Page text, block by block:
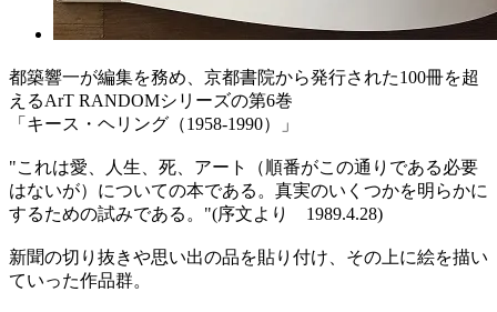
都築響一が編集を務め、京都書院から発行された100冊を超
えるArT RANDOMシリーズの第6巻
「キース・ヘリング（1958-1990）」
"これは愛、人生、死、アート（順番がこの通りである必要
はないが）についての本である。真実のいくつかを明らかに
するための試みである。"(序文より 1989.4.28)
新聞の切り抜きや思い出の品を貼り付け、その上に絵を描い
ていった作品群。